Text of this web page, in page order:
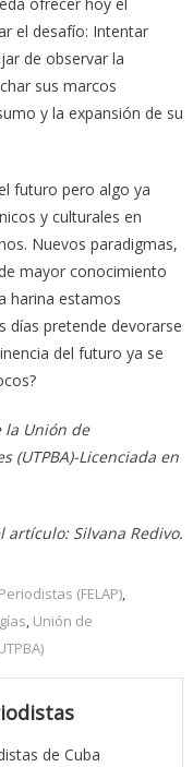
ofrecer hoy el
el desafío: Intentar
de observar la
sus marcos
y la expansión de su
futuro pero algo ya
y culturales en
Nuevos paradigmas,
mayor conocimiento
harina estamos
días pretende devorarse
del futuro ya se
la Unión de
(UTPBA)-Licenciada en
Silvana Redivo.
(FELAP),
, Unión de
de Cuba